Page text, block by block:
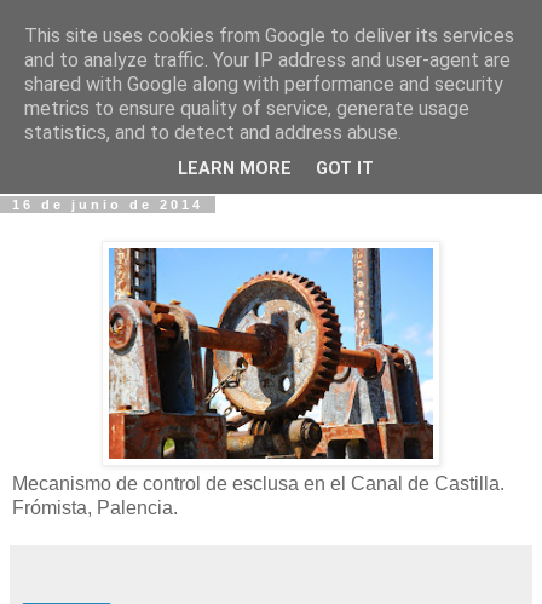
Fotos y Cosas
Miguel Sáenz de Santa María Elizalde
"Un blog es como un diario, pero sin candado".
16 de junio de 2014
Mecanismo de control de esclusa en el Canal de Castilla.
Frómista, Palencia.
This site uses cookies from Google to deliver its services
and to analyze traffic. Your IP address and user-agent are
shared with Google along with performance and security
metrics to ensure quality of service, generate usage
statistics, and to detect and address abuse.
LEARN MORE GOT IT